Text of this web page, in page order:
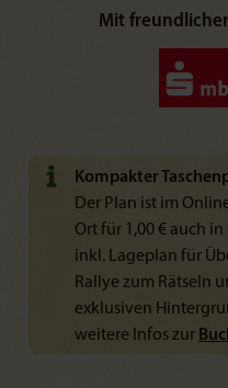
Mit
Kompakter
Der Plan ist im
Ort für 1,00 € auch
inkl. Lageplan für
Rallye zum Rätseln
exklusiven
weitere Infos zur